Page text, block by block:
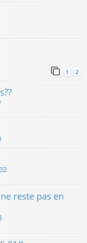
1 2
reste pas en